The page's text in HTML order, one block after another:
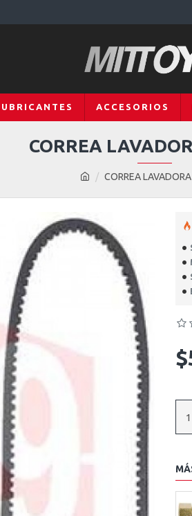
ACCESORIOS
CORREA
CORREA